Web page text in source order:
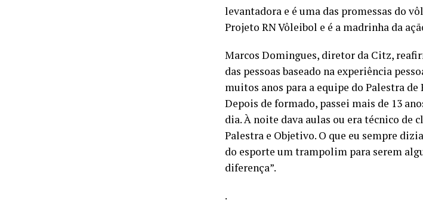
levantadora e é uma das promessas do
Projeto RN Vôleibol e é a madrinha da
Marcos Domingues, diretor da Citz,
das pessoas baseado na experiência
muitos anos para a equipe do Palestra
Depois de formado, passei mais de 13
dia. À noite dava aulas ou era técnico de
Palestra e Objetivo. O que eu sempre
do esporte um trampolim para serem
diferença”.
.